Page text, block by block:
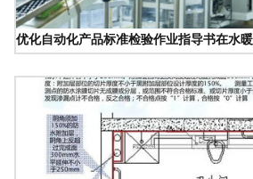
优化自动化产品标准检验作业指导书在水